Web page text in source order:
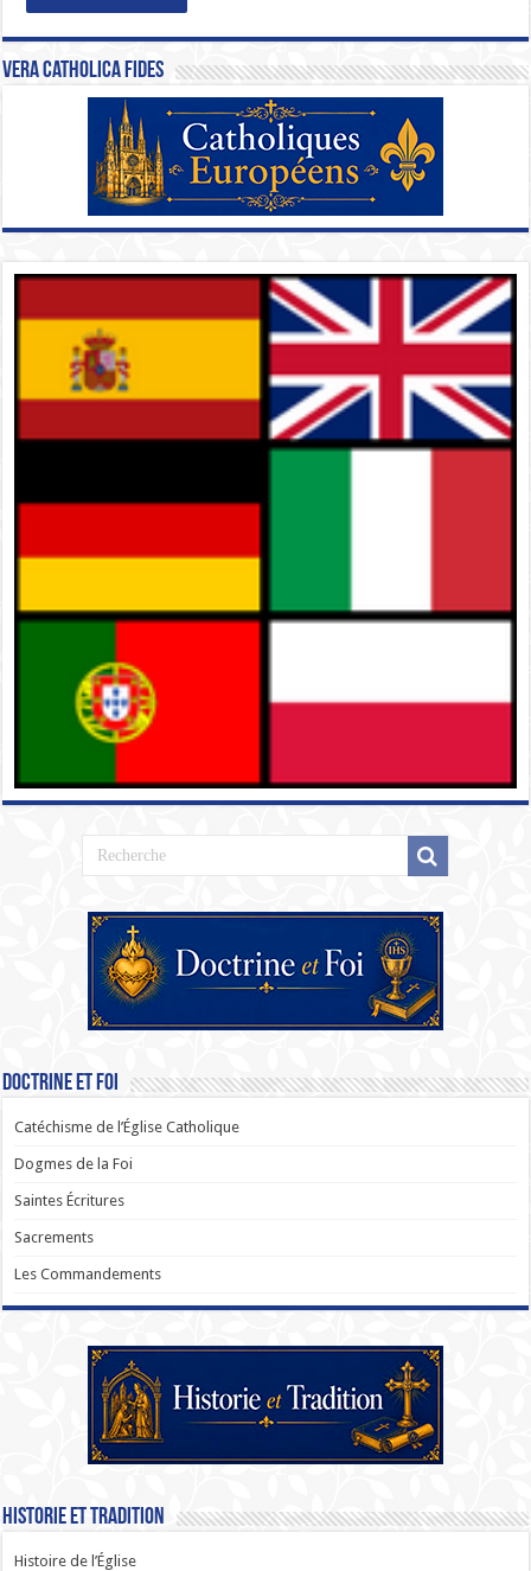
Vera Catholica Fides
Doctrine et Foi
Catéchisme de l’Église Catholique
Dogmes de la Foi
Saintes Écritures
Sacrements
Les Commandements
Historie et Tradition
Histoire de l’Église